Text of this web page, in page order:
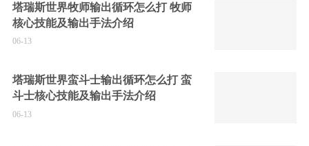
塔瑞斯世界牧师输出循环怎么打 牧师
核心技能及输出手法介绍
06-13
塔瑞斯世界蛮斗士输出循环怎么打 蛮
斗士核心技能及输出手法介绍
06-13